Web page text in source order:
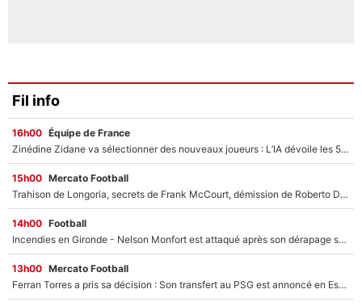
Fil info
16h00 Équipe de France
Zinédine Zidane va sélectionner des nouveaux joueurs : L’IA dévoile les 5 cracks qui pourraient rapidement le rejoindre en équipe de France !
15h00 Mercato Football
Trahison de Longoria, secrets de Frank McCourt, démission de Roberto De Zerbi : Medhi Benatia se lâche sur son départ de l'OM et fait d'importantes révélations
14h00 Football
Incendies en Gironde - Nelson Monfort est attaqué après son dérapage sur CNews : «Et lui, il prend combien pour parler dans un studio climatisé?»
13h00 Mercato Football
Ferran Torres a pris sa décision : Son transfert au PSG est annoncé en Espagne !